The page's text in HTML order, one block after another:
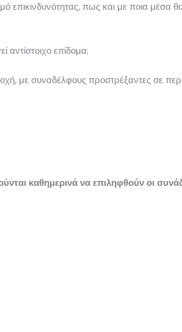
επικινδυνότητας, πως και με ποια μέσα
αντίστοιχο επίδομα;
με συναδέλφους προστρέξαντες σε
καθημερινά να επιληφθούν οι